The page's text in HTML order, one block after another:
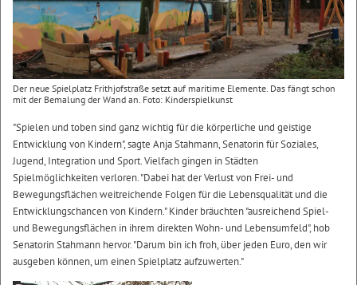
Der neue Spielplatz Frithjofstraße setzt auf maritime Elemente. Das fängt schon
mit der Bemalung der Wand an. Foto: Kinderspielkunst
"Spielen und toben sind ganz wichtig für die körperliche und geistige
Entwicklung von Kindern", sagte Anja Stahmann, Senatorin für Soziales,
Jugend, Integration und Sport. Vielfach gingen in Städten
Spielmöglichkeiten verloren. "Dabei hat der Verlust von Frei- und
Bewegungsflächen weitreichende Folgen für die Lebensqualität und die
Entwicklungschancen von Kindern." Kinder bräuchten "ausreichend Spiel-
und Bewegungsflächen in ihrem direkten Wohn- und Lebensumfeld", hob
Senatorin Stahmann hervor. "Darum bin ich froh, über jeden Euro, den wir
ausgeben können, um einen Spielplatz aufzuwerten."